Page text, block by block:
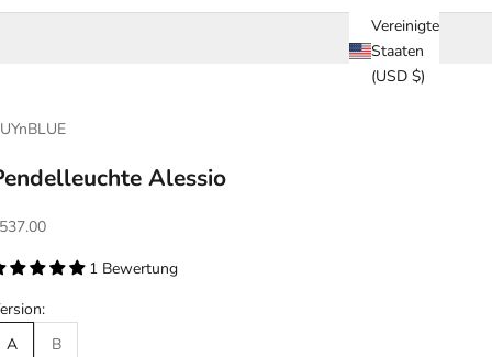
Vereinigte
Staaten
(USD $)
Alessio
1 Bewertung
A
B